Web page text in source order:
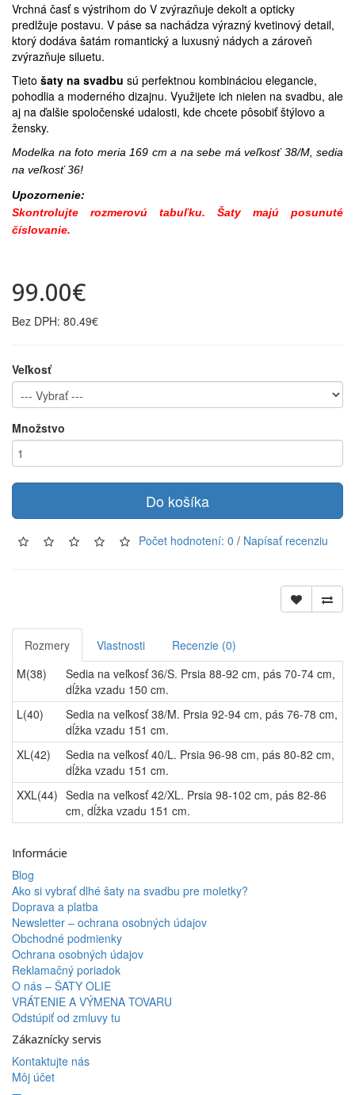
Vrchná časť s výstrihom do V zvýrazňuje dekolt a opticky
predlžuje postavu. V páse sa nachádza výrazný kvetinový detail,
ktorý dodáva šatám romantický a luxusný nádych a zároveň
zvýrazňuje siluetu.
Tieto šaty na svadbu sú perfektnou kombináciou elegancie,
pohodlia a moderného dizajnu. Využijete ich nielen na svadbu, ale
aj na ďalšie spoločenské udalosti, kde chcete pôsobiť štýlovo a
žensky.
Modelka na foto meria 169 cm a na sebe má veľkosť 38/M, sedia
na veľkosť 36!
Upozornenie:
Skontrolujte rozmerovú tabuľku. Šaty majú posunuté
číslovanie.
99.00€
Bez DPH: 80.49€
Veľkosť
Množstvo
Do košíka
Počet hodnotení: 0 / Napísať recenziu
Rozmery Vlastnosti
Recenzie (0)
M(38)
Sedia na veľkosť 36/S. Prsia 88-92 cm, pás 70-74 cm,
dĺžka vzadu 150 cm.
L(40)
Sedia na veľkosť 38/M. Prsia 92-94 cm, pás 76-78 cm,
dĺžka vzadu 151 cm.
XL(42)
Sedia na veľkosť 40/L. Prsia 96-98 cm, pás 80-82 cm,
dĺžka vzadu 151 cm.
XXL(44) Sedia na veľkosť 42/XL. Prsia 98-102 cm, pás 82-86
cm, dĺžka vzadu 151 cm.
Informácie
Blog
Ako si vybrať dlhé šaty na svadbu pre moletky?
Doprava a platba
Newsletter – ochrana osobných údajov
Obchodné podmienky
Ochrana osobných údajov
Reklamačný poriadok
O nás – ŠATY OLIE
VRÁTENIE A VÝMENA TOVARU
Odstúpiť od zmluvy tu
Zákaznícky servis
Kontaktujte nás
Môj účet